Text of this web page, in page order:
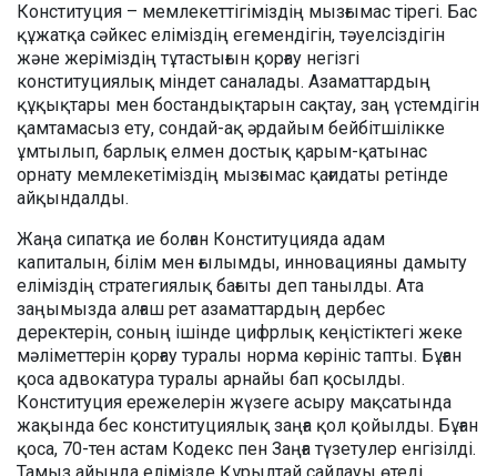
Конституция – мемлекеттігіміздің мызғымас тірегі. Бас
құжатқа сәйкес еліміздің егемендігін, тәуелсіздігін
және жеріміздің тұтастығын қорғау негізгі
конституциялық міндет саналады. Азаматтардың
құқықтары мен бостандықтарын сақтау, заң үстемдігін
қамтамасыз ету, сондай-ақ әрдайым бейбітшілікке
ұмтылып, барлық елмен достық қарым-қатынас
орнату мемлекетіміздің мызғымас қағидаты ретінде
айқындалды.
Жаңа сипатқа ие болған Конституцияда адам
капиталын, білім мен ғылымды, инновацияны дамыту
еліміздің стратегиялық бағыты деп танылды. Ата
заңымызда алғаш рет азаматтардың дербес
деректерін, соның ішінде цифрлық кеңістіктегі жеке
мәліметтерін қорғау туралы норма көрініс тапты. Бұған
қоса адвокатура туралы арнайы бап қосылды.
Конституция ережелерін жүзеге асыру мақсатында
жақында бес конституциялық заңға қол қойылды. Бұған
қоса, 70-тен астам Кодекс пен Заңға түзетулер енгізілді.